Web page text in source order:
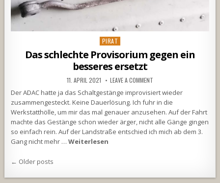
Posted
PIRAT
Das schlechte Provisorium gegen ein
besseres ersetzt
11. APRIL 2021 LEAVE A COMMENT
Der ADAC hatte ja das Schaltgestänge improvisiert wieder
zusammengesteckt. Keine Dauerlösung. Ich fuhr in die
Werkstatthölle, um mir das mal genauer anzusehen. Auf der Fahrt
machte das Gestänge schon wieder ärger, nicht alle Gänge gingen
so einfach rein. Auf der Landstraße entschied ich mich ab dem 3.
Gang nicht mehr …Weiterlesen
Beitragsnavigation
← Older posts